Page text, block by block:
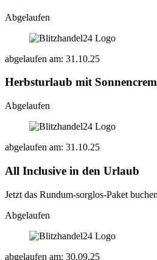
Abgelaufen
abgelaufen am: 31.10.25
Herbsturlaub mit
Abgelaufen
abgelaufen am: 31.10.25
All Inclusive in den Urlaub
Jetzt das Rundum-sorglos-Paket
Abgelaufen
abgelaufen am: 30.09.25